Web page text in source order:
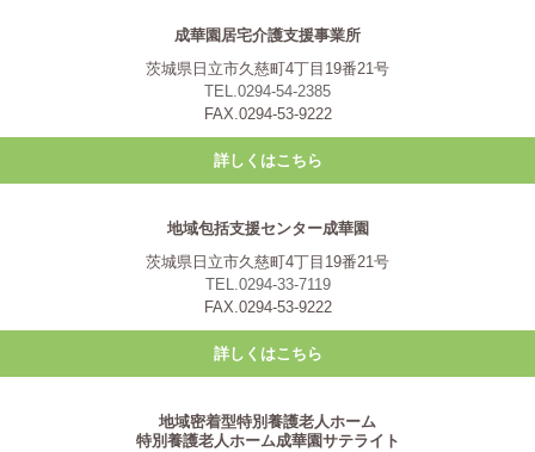
成華園居宅介護支援事業所
茨城県日立市久慈町4丁目19番21号
TEL.0294-54-2385
FAX.0294-53-9222
詳しくはこちら
地域包括支援センター成華園
茨城県日立市久慈町4丁目19番21号
TEL.0294-33-7119
FAX.0294-53-9222
詳しくはこちら
地域密着型特別養護老人ホーム
特別養護老人ホーム成華園サテライト